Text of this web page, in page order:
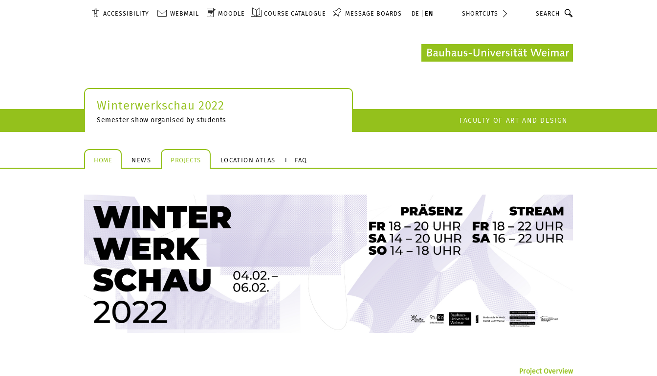
ACCESSIBILITY WEBMAIL MOODLE COURSE CATALOGUE MESSAGE BOARDS DE EN SHORTCUTS
Winterwerkschau 2022
Semester show organised by students FACULTY OF ART AND DESIGN
HOME NEWS PROJECTS LOCATION ATLAS FAQ
Project Overview